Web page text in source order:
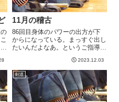
11月の稽古
86回目身体のパワーの出方が下
からになっている。まっすぐ出し
たいんだよなあ。というご指導か
い」「身体の速度と竹刀の速度が
あってない（竹刀が遅い）」とい
うあたりのご指摘を受けました。
手の内が効いて竹刀が走ってくれ
ば...
2023.12.03
剣道